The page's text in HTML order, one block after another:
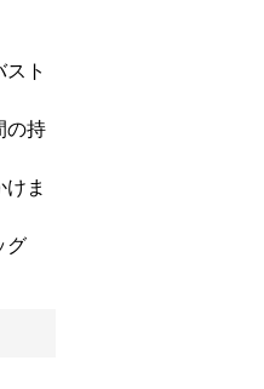
ト
の持
ま
グ